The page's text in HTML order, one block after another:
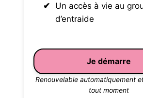
Un accès à vie au
d’entraide
Je démarre
Renouvelable automatiquement
tout moment